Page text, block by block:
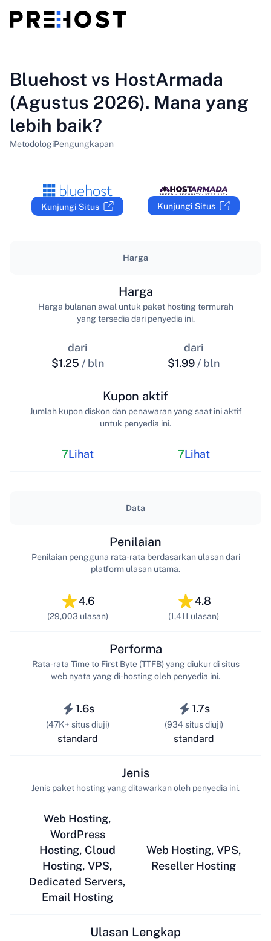
Perbandingan
ID
Bluehost vs HostArmada
(Agustus 2026). Mana yang
lebih baik?
MetodologiPengungkapan
Kunjungi Situs Kunjungi Situs
Harga
dari
$1.25 / bln
Harga
Harga bulanan awal untuk paket hosting termurah
yang tersedia dari penyedia ini.
dari
$1.99/ bln
7Lihat
Kupon aktif
Jumlah kupon diskon dan penawaran yang saat ini aktif
untuk penyedia ini.
7Lihat
Data
4.6
(29,003 ulasan)
Penilaian
Penilaian pengguna rata-rata berdasarkan ulasan dari
platform ulasan utama.
4.8
(1,411 ulasan)
1.6s
(47K+ situs diuji)
standard
Performa
Rata-rata Time to First Byte (TTFB) yang diukur di situs
web nyata yang di-hosting oleh penyedia ini.
1.7s
(934 situs diuji)
standard
Web Hosting,
WordPress
Hosting, Cloud
Hosting, VPS,
Dedicated Servers,
Email Hosting
Jenis
Jenis paket hosting yang ditawarkan oleh penyedia ini.
Web Hosting, VPS,
Reseller Hosting
Ulasan Lengkap